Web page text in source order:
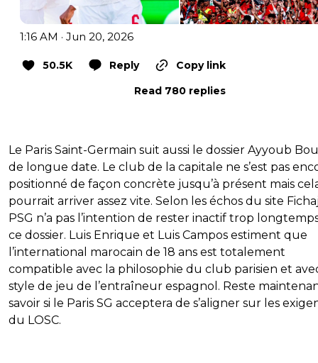
1:16 AM · Jun 20, 2026
50.5K Reply
Copy link
Read 780 replies
Le Paris Saint-Germain suit aussi le dossier Ayyoub
de longue date. Le club de la capitale ne s’est pas
positionné de façon concrète jusqu’à présent mais
pourrait arriver assez vite. Selon les échos du site
PSG n’a pas l’intention de rester inactif trop
ce dossier. Luis Enrique et Luis Campos estiment que
l’international marocain de 18 ans est totalement
compatible avec la philosophie du club parisien et
style de jeu de l’entraîneur espagnol. Reste
savoir si le Paris SG acceptera de s’aligner sur les
du LOSC.